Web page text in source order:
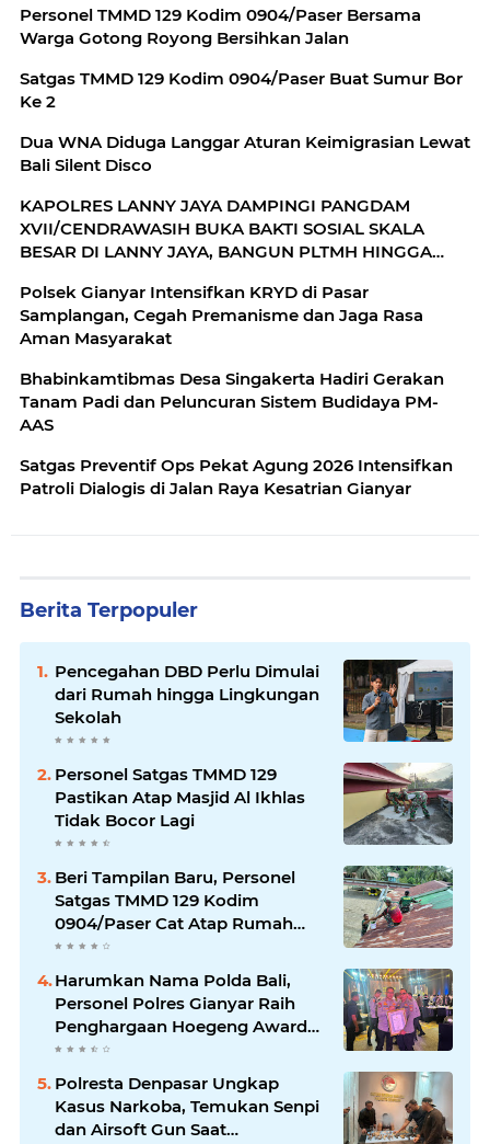
Personel TMMD 129 Kodim 0904/Paser Bersama
Warga Gotong Royong Bersihkan Jalan
Satgas TMMD 129 Kodim 0904/Paser Buat Sumur Bor
Ke 2
Dua WNA Diduga Langgar Aturan Keimigrasian Lewat
Bali Silent Disco
KAPOLRES LANNY JAYA DAMPINGI PANGDAM
XVII/CENDRAWASIH BUKA BAKTI SOSIAL SKALA
BESAR DI LANNY JAYA, BANGUN PLTMH HINGGA
Polsek Gianyar Intensifkan KRYD di Pasar
Samplangan, Cegah Premanisme dan Jaga Rasa
Aman Masyarakat
Bhabinkamtibmas Desa Singakerta Hadiri Gerakan
Tanam Padi dan Peluncuran Sistem Budidaya PM-
AAS
Satgas Preventif Ops Pekat Agung 2026 Intensifkan
Patroli Dialogis di Jalan Raya Kesatrian Gianyar
Berita Terpopuler
Pencegahan DBD Perlu Dimulai
dari Rumah hingga Lingkungan
Sekolah
Personel Satgas TMMD 129
Pastikan Atap Masjid Al Ikhlas
Tidak Bocor Lagi
Beri Tampilan Baru, Personel
Satgas TMMD 129 Kodim
0904/Paser Cat Atap Rumah
Marbot
Harumkan Nama Polda Bali,
Personel Polres Gianyar Raih
Penghargaan Hoegeng Awards
2026
Polresta Denpasar Ungkap
Kasus Narkoba, Temukan Senpi
dan Airsoft Gun Saat